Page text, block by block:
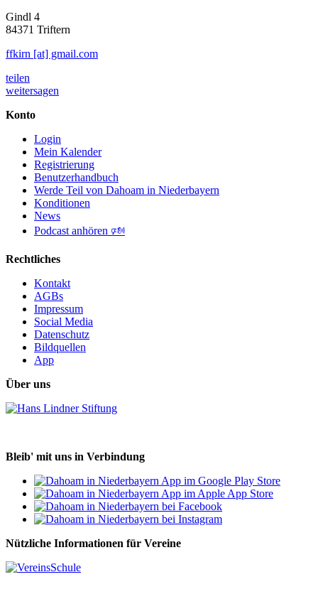
Gindl 4
84371 Triftern
ffkirn [at] gmail.com
teilen
weitersagen
Konto
Login
Mein Kalender
Registrierung
Benutzerhandbuch
Werde Teil von Dahoam in Niederbayern
Konditionen
News
Podcast anhören 🕬
Rechtliches
Kontakt
AGBs
Impressum
Social Media
Datenschutz
Bildquellen
App
Über uns
Bleib' mit uns in Verbindung
Nützliche Informationen für Vereine